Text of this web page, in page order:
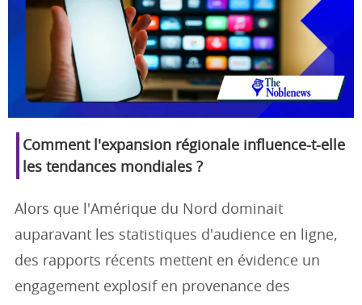
Comment l'expansion régionale influence-t-elle
les tendances mondiales ?
Alors que l'Amérique du Nord dominait
auparavant les statistiques d'audience en ligne,
des rapports récents mettent en évidence un
engagement explosif en provenance des